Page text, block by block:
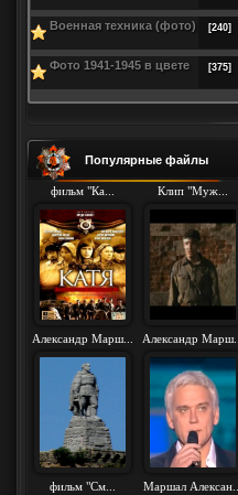
Военная техника (фото) [240]
Фото 1941-1945 в цвете [375]
Популярные файлы
фильм "Ка... Клип "Муж...
Александр Марш... Александр Марш...
фильм "См... Маршал Алексан...